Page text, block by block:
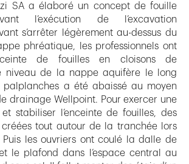
SA a élaboré un concept de fouille
l’exécution de l’excavation
s’arrêter légèrement au-dessus du
phréatique, les professionnels ont
de fouilles en cloisons de
niveau de la nappe aquifère le long
palplanches a été abaissé au moyen
drainage Wellpoint. Pour exercer une
stabiliser l’enceinte de fouilles, des
tout autour de la tranchée lors
Puis les ouvriers ont coulé la dalle de
le plafond dans l’espace central au